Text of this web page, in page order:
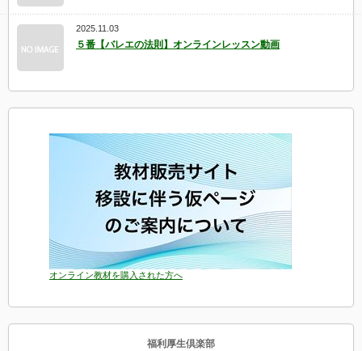
2025.11.03
５番【バレエの法則】オンラインレッスン動画
オンライン教材を購入された方へ
福利厚生倶楽部